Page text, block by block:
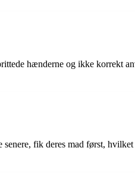
hænderne og ikke korrekt
fik deres mad først,